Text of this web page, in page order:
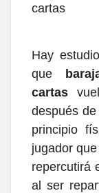
cartas
Hay
que
cartas
después
principio
jugador
repercutirá
al ser